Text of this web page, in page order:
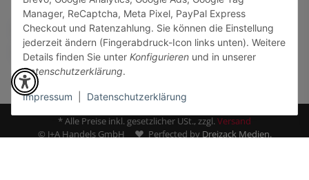
Manager, ReCaptcha, Meta Pixel, PayPal Express
Checkout und Ratenzahlung. Sie können die Einstellung
jederzeit ändern (Fingerabdruck-Icon links unten). Weitere
Details finden Sie unter Konfigurieren und in unserer
Datenschutzerklärung.
Impressum Datenschutzerklärung
* Alle Preise inkl. gesetzlicher USt., zzgl.Versand
© J+A Handels GmbH
Perfected by Dreizack Medien.